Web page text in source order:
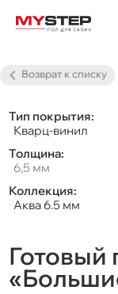
Возврат к списку
Тип покрытия:
Кварц-винил
Толщина:
6,5 мм
Коллекция:
Аква 6.5 мм
Готовый